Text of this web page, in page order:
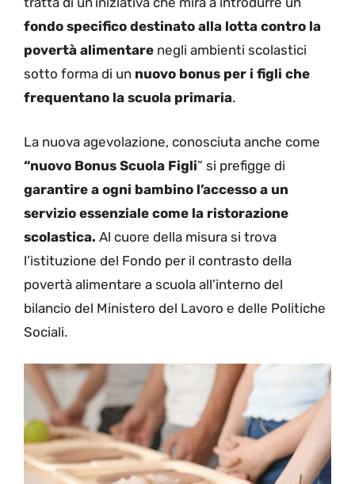
fondo specifico destinato alla lotta contro la
povertà alimentare negli ambienti scolastici
sotto forma di un nuovo bonus per i figli che
frequentano la scuola primaria.
La nuova agevolazione, conosciuta anche come
“nuovo Bonus Scuola Figli” si prefigge di
garantire a ogni bambino l’accesso a un
servizio essenziale come la ristorazione
scolastica. Al cuore della misura si trova
l’istituzione del Fondo per il contrasto della
povertà alimentare a scuola all’interno del
bilancio del Ministero del Lavoro e delle Politiche
Sociali.